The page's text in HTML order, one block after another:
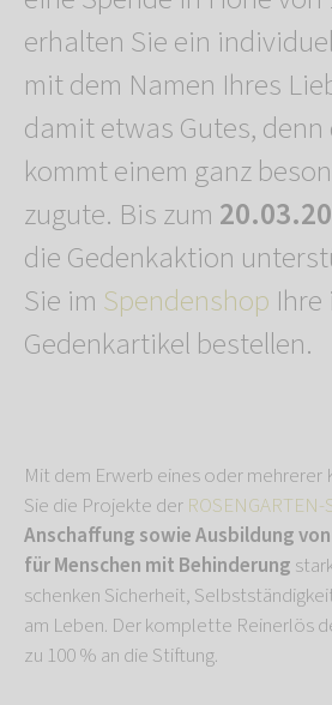
erhalten Sie ein
mit dem Namen Ihres
damit etwas Gutes,
kommt einem ganz
zugute. Bis zum
die Gedenkaktion
Sie im Spendenshop
Gedenkartikel bestellen.
Mit dem Erwerb eines oder
Sie die Projekte der
Anschaffung sowie Ausbildung
für Menschen mit Behinderung
schenken Sicherheit,
am Leben. Der komplette Reinerlös
zu 100 % an die Stiftung.